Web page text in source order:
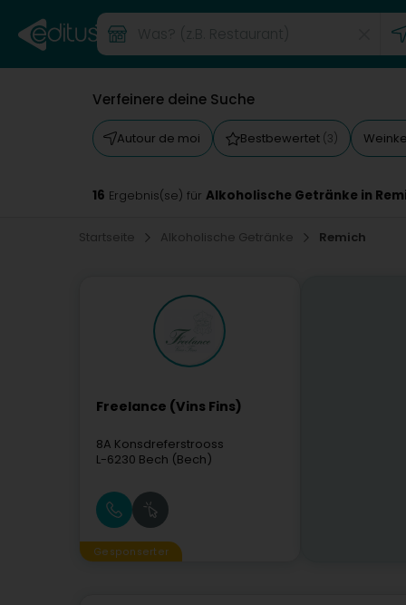
Verfeinere deine Suche
Autour de moi Bestbewertet (3)
16 Ergebnis(se) für Alkoholische Getränke in
Startseite Alkoholische Getränke Remich
Freelance (Vins Fins)
8A Konsdreferstrooss
L-6230 Bech (Bech)
Gesponserter